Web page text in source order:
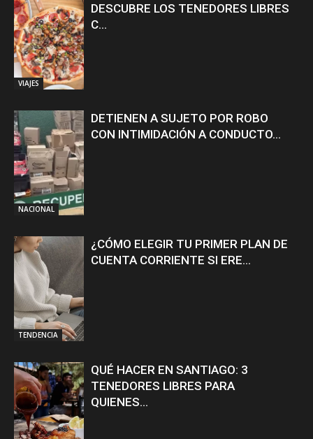
VIAJES
DESCUBRE LOS TENEDORES LIBRES
C...
NACIONAL
DETIENEN A SUJETO POR ROBO
CON INTIMIDACIÓN A CONDUCTO...
TENDENCIA
¿CÓMO ELEGIR TU PRIMER PLAN DE
CUENTA CORRIENTE SI ERE...
QUÉ HACER EN SANTIAGO: 3
TENEDORES LIBRES PARA
QUIENES...